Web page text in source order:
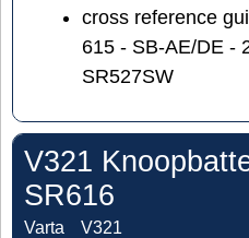
cross reference
615 - SB-AE/DE -
SR527SW
V321
SR616
Varta V321